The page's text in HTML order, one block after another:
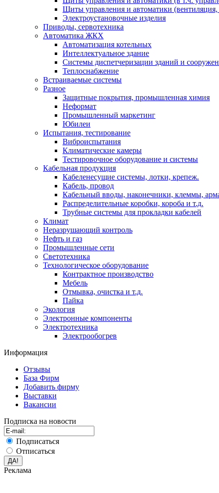
Щиты управления и автоматики (вентиляция,
Электроустановочные изделия
Приводы, сервотехника
Автоматика ЖКХ
Автоматизация котельных
Интеллектуальное здание
Системы диспетчеризации зданий и
Теплоснабжение
Встраиваемые системы
Разное
Защитные покрытия, промышленная химия
Неформат
Промышленный маркетинг
Юбилеи
Испытания, тестирование
Виброиспытания
Климатические камеры
Тестировочное оборудование и системы
Кабельная продукция
Кабеленесущие системы, лотки, крепеж.
Кабель, провод
Кабельный вводы, наконечники, клеммы,
Распределительные коробки, короба и т.д.
Трубные системы для прокладки кабелей
Климат
Неразрушающий контроль
Нефть и газ
Промышленные сети
Светотехника
Технологическое оборудование
Контрактное производство
Мебель
Отмывка, очистка и т.д.
Пайка
Экология
Электронные компоненты
Электротехника
Электрообогрев
Информация
Отзывы
База Фирм
Добавить фирму
Выставки
Вакансии
Подписка на новости
Подписаться
Отписаться
Реклама